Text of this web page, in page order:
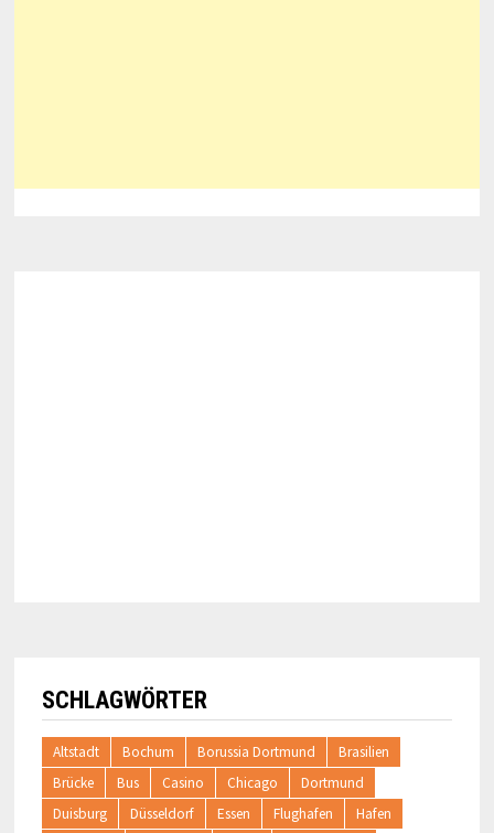
SCHLAGWÖRTER
Altstadt Bochum Borussia Dortmund
Brasilien
Brücke
Bus Casino Chicago
Dortmund
Duisburg
Düsseldorf Essen Flughafen
Hafen